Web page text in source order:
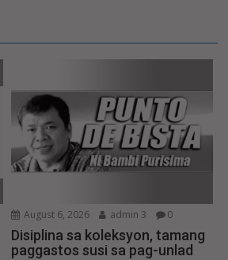
August 6, 2026 admin 3 0
Disiplina sa koleksyon, tamang
paggastos susi sa pag-unlad